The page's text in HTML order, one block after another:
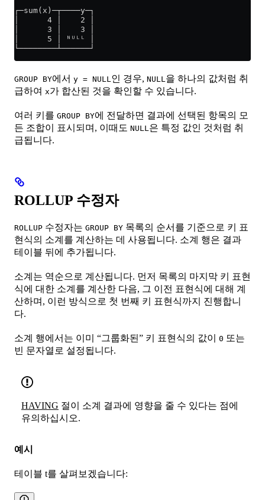
┌─sum(x)─┬────y─┐
│      4 │    2 │
│      3 │    3 │
│      5 │ ᴺᵁᴸᴸ │
└────────┴──────┘
GROUP BY에서 y = NULL인 경우, NULL을 하나의 값처럼 취
급하여 x가 합산된 것을 확인할 수 있습니다.
여러 키를 GROUP BY에 전달하면 결과에 선택된 항목의 모
든 조합이 표시되며, 이때도 NULL은 특정 값인 것처럼 취
급됩니다.
ROLLUP 수정자
ROLLUP 수정자는 GROUP BY 목록의 순서를 기준으로 키 표
현식의 소계를 계산하는 데 사용됩니다. 소계 행은 결과
테이블 뒤에 추가됩니다.
소계는 역순으로 계산됩니다. 먼저 목록의 마지막 키 표현
식에 대한 소계를 계산한 다음, 그 이전 표현식에 대해 계
산하며, 이런 방식으로 첫 번째 키 표현식까지 진행합니
다.
소계 행에서는 이미 “그룹화된” 키 표현식의 값이 0 또는
빈 문자열로 설정됩니다.
HAVING 절이 소계 결과에 영향을 줄 수 있다는 점에
유의하십시오.
예시
테이블 t를 살펴보겠습니다: